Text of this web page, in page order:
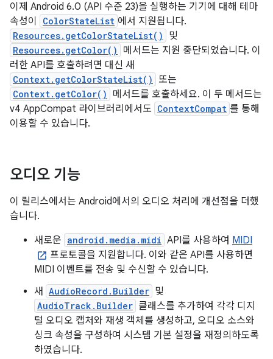
이제 Android 6.0 (API 수준 23)을 실행하는 기기에 대해 테마
속성이
ColorStateList 에서 지원됩니다.
Resources.getColorStateList() 및
Resources.getColor()
메서드는 지원 중단되었습니다. 이
러한 API를 호출하려면 대신 새
Context.getColorStateList() 또는
Context.getColor()
메서드를 호출하세요. 이 두 메서드는
v4 AppCompat 라이브러리에서도 ContextCompat 를 통해
이용할 수 있습니다.
오디오 기능
이 릴리스에서는 Android에서의 오디오 처리에 개선점을 더했
습니다.
새로운 android.media.midi API를 사용하여 MIDI
프로토콜을 지원합니다. 이와 같은 API를 사용하면
MIDI 이벤트를 전송 및 수신할 수 있습니다.
새
AudioRecord.Builder 및
AudioTrack.Builder 클래스를 추가하여 각각 디지
털 오디오 캡처와 재생 객체를 생성하고, 오디오 소스와
싱크 속성을 구성하여 시스템 기본 설정을 재정의하도록
하였습니다.